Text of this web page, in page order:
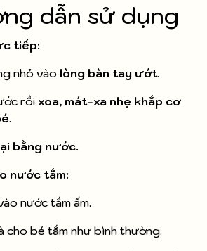
dẫn sử dụng
tiếp:
nhỏ vào lòng bàn tay ướt.
rồi xoa, mát-xa nhẹ khắp cơ
.
bằng nước.
nước tắm:
nước tắm ấm.
cho bé tắm như bình thường.